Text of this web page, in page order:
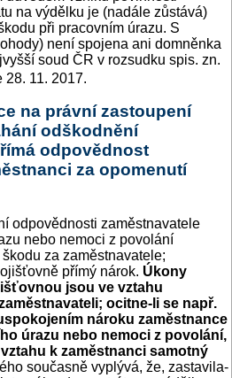
na výdělku je (nadále zůstává)
při pracovním úrazu. S
není spojena ani domněnka
soud ČR v rozsudku spis. zn.
28. 11. 2017.
na právní zastoupení
odškodnění
odpovědnost
za opomenutí
odpovědnosti zaměstnavatele
nebo nemoci z povolání
za zaměstnavatele;
přímý nárok. Úkony
jsou ve vztahu
ocitne-li se např.
nároku zaměstnance
úrazu nebo nemoci z povolání,
k zaměstnanci samotný
současně vyplývá, že, zastavila-